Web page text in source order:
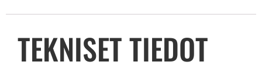
TEKNISET TIEDOT